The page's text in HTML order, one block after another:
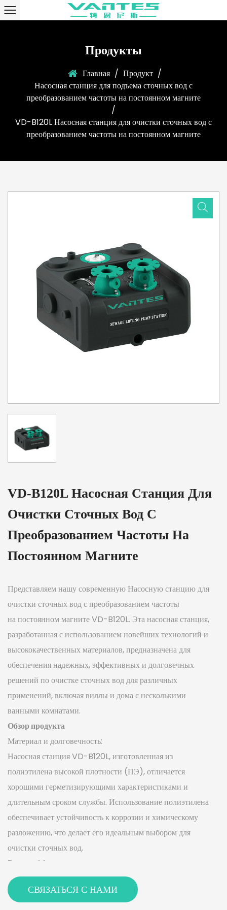
Продукты
Главная / Продукт /
Насосная станция для подъема сточных вод с
преобразованием частоты на постоянном магните
/
VD-B120L Насосная станция для очистки сточных вод с
преобразованием частоты на постоянном магните
VD-B120L Насосная Станция Для
Очистки Сточных Вод С
Преобразованием Частоты На
Постоянном Магните
Представляем нашу современную Насосную станцию для
очистки сточных вод с преобразованием частоты
на постоянном магните VD-B120L. Эта насосная станция,
разработанная с использованием новейших технологий и
высококачественных материалов, предназначена для
обеспечения надежных, эффективных и долговечных
решений по очистке сточных вод для различных
применений, включая виллы и дома с несколькими
ванными комнатами.
Обзор продукта
Материал и долговечность:
Насосная станция VD-B120L, изготовленная из
полиэтилена высокой плотности (ПЭ), отличается
хорошими герметизирующими характеристиками и
длительным сроком службы. Использование полиэтилена
обеспечивает устойчивость к коррозии и химическому
разложению, что делает его идеальным выбором для
очистки сточных вод.
Энергоэффективность:
Насосная станция VD-B120L, оснащенная синхронным
двигателем с постоянными магнитами, обеспечивает
СВЯЗАТЬСЯ С НАМИ